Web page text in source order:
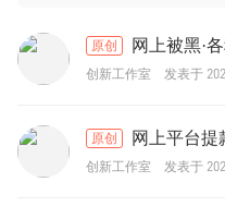
原创 网上被黑·
创新工作室 发表于
原创 网上平台提
创新工作室 发表于